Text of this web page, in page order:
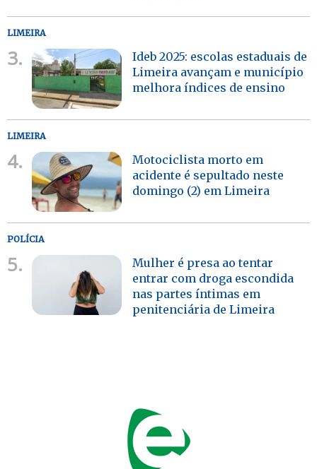
LIMEIRA
3.
Ideb 2025: escolas estaduais de
Limeira avançam e município
melhora índices de ensino
LIMEIRA
4.
Motociclista morto em
acidente é sepultado neste
domingo (2) em Limeira
POLÍCIA
5.
Mulher é presa ao tentar
entrar com droga escondida
nas partes íntimas em
penitenciária de Limeira